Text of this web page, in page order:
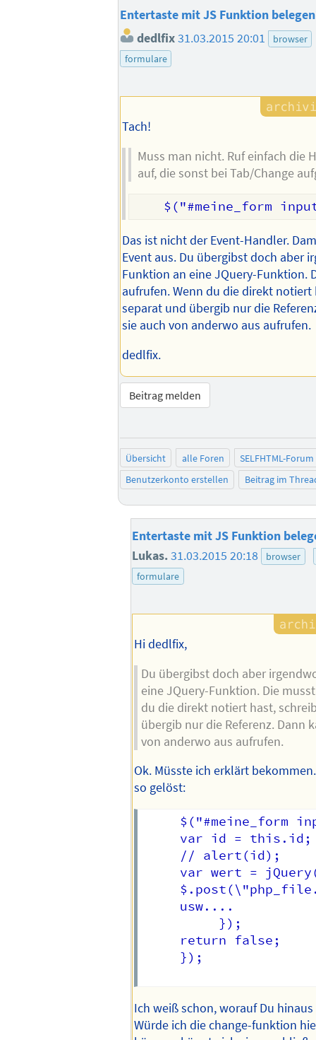
Entertaste mit JS Funktion
dedlfix31.03.2015 20:01
browser
formulare
Tach!
Muss man nicht. Ruf einfach die
auf, die sonst bei Tab/Change
Das ist nicht der Event-Handler.
Event aus. Du übergibst doch aber
Funktion an eine JQuery-Funktion.
aufrufen. Wenn du die direkt notiert
separat und übergib nur die
sie auch von anderwo aus aufrufen.
dedlfix.
Beitrag melden
Übersicht alle Foren
SELFHTML-Forum
Benutzerkonto erstellen
Beitrag im
Entertaste mit JS Funktion
Lukas.31.03.2015 20:18
browser
formulare
Hi dedlfix,
Du übergibst doch aber
eine JQuery-Funktion. Die
du die direkt notiert hast,
übergib nur die Referenz. Dann
von anderwo aus aufrufen.
Ok. Müsste ich erklärt
so gelöst:
$("#meine_form
     var id = this.id;
     // alert(id);
var wert =
     usw....
          });
     });
Ich weiß schon, worauf Du
Würde ich die change-funktion